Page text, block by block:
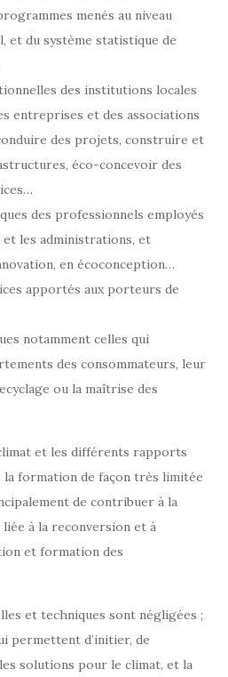
menés au niveau
et du système statistique de
des institutions locales
entreprises et des associations
des projets, construire et
éco-concevoir des
des professionnels employés
les administrations, et
en écoconception…
apportés aux porteurs de
notamment celles qui
des consommateurs, leur
ou la maîtrise des
et les différents rapports
formation de façon très limitée
de contribuer à la
à la reconversion et à
et formation des
et techniques sont négligées ;
permettent d’initier, de
solutions pour le climat, et la